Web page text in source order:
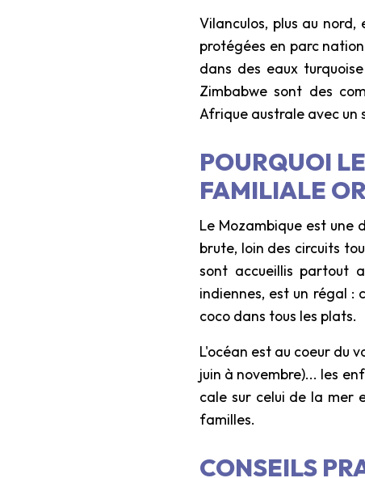
Vilanculos, plus au
protégées en parc
dans des eaux
Zimbabwe sont des
Afrique australe avec un
POURQUOI
FAMILIALE
Le Mozambique est
brute, loin des circuits
sont accueillis partout
indiennes, est un régal :
coco dans tous les plats.
L'océan est au coeur du
juin à novembre)... les
cale sur celui de la mer
familles.
CONSEILS